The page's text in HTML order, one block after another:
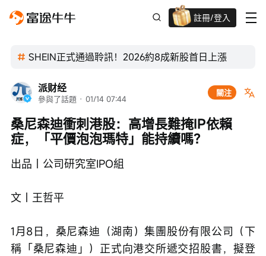
註冊/登入
迎新驚喜賞 股票/BTC等任你揀!
SHEIN正式通過聆訊！2026約8成新股首日上漲
派财经
參與了話題 · 01/14 07:44
關注
桑尼森迪衝刺港股：高增長難掩IP依賴
症，「平價泡泡瑪特」能持續嗎？
出品｜公司研究室IPO組
文｜王哲平
1月8日，桑尼森迪（湖南）集團股份有限公司（下
稱「桑尼森迪」）正式向港交所遞交招股書，擬登